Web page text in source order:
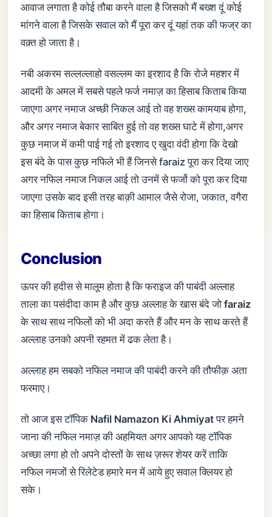
आवाज लगाता है कोई तौबा करने वाला है जिसको मैं बख्श दूं कोई
मांगने वाला है जिसके सवाल को मैं पूरा कर दूं यहां तक की फज्र का
वक़्त हो जाता है।
नबी अकरम सल्लल्लाहो वसल्लम का इरशाद है कि रोजे महशर में
आदमी के अमल में सबसे पहले फर्ज नमाज़ का हिसाब किताब किया
जाएगा अगर नमाज अच्छी निकल आई तो वह शख्स कामयाब होगा,
और अगर नमाज बेकार साबित हुई तो वह शख्स घाटे में होगा,अगर
कुछ नमाज में कमी पाई गई तो इरशाद ए खुदा वंदी होगा कि देखो
इस बंदे के पास कुछ नफिले भी हैं जिनसे faraiz पूरा कर दिया जाए
अगर नफिल नमाज निकल आई तो उनमें से फर्जो को पूरा कर दिया
जाएगा उसके बाद इसी तरह बाक़ी आमाल जैसे रोजा, जकात, वगैरा
का हिसाब किताब होगा।
Conclusion
ऊपर की हदीस से मालूम होता है कि फराइज की पाबंदी अल्लाह
ताला का पसंदीदा काम है और कुछ अल्लाह के खास बंदे जो faraiz
के साथ साथ नफिलों को भी अदा करते हैं और मन के साथ करते हैं
अल्लाह उनको अपनी रहमत में ढक लेता है।
अल्लाह हम सबको नफिल नमाज की पाबंदी करने की तौफीक़ अता
फरमाए।
तो आज इस टॉपिक Nafil Namazon Ki Ahmiyatपर हमने
जाना की नफिल नमाज़ की अहमियत अगर आपको यह टॉपिक
अच्छा लगा हो तो अपने दोस्तों के साथ ज़रूर शेयर करें ताकि
नफिल नमजों से रिलेटेड हमारे मन में आये हुए सवाल क्लियर हो
सके।